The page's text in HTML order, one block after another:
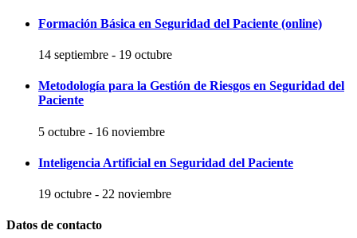
Formación Básica en Seguridad del Paciente (online)
14 septiembre - 19 octubre
Metodología para la Gestión de Riesgos en Seguridad del
Paciente
5 octubre - 16 noviembre
Inteligencia Artificial en Seguridad del Paciente
19 octubre - 22 noviembre
Datos de contacto